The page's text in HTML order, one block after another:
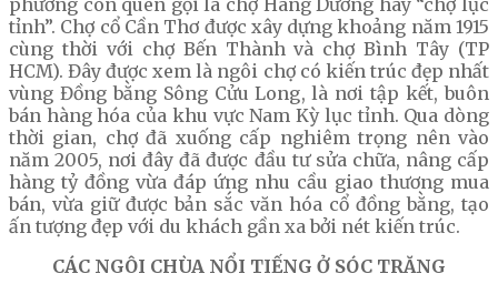
phương còn quen gọi là chợ Hàng Dương hay “chợ lục
tỉnh”. Chợ cổ Cần Thơ được xây dựng khoảng năm 1915
cùng thời với chợ Bến Thành và chợ Bình Tây (TP
HCM). Đây được xem là ngôi chợ có kiến trúc đẹp nhất
vùng Đồng bằng Sông Cửu Long, là nơi tập kết, buôn
bán hàng hóa của khu vực Nam Kỳ lục tỉnh. Qua dòng
thời gian, chợ đã xuống cấp nghiêm trọng nên vào
năm 2005, nơi đây đã được đầu tư sửa chữa, nâng cấp
hàng tỷ đồng vừa đáp ứng nhu cầu giao thương mua
bán, vừa giữ được bản sắc văn hóa cổ đồng bằng, tạo
ấn tượng đẹp với du khách gần xa bởi nét kiến trúc.
CÁC NGÔI CHÙA NỔI TIẾNG Ở SÓC TRĂNG